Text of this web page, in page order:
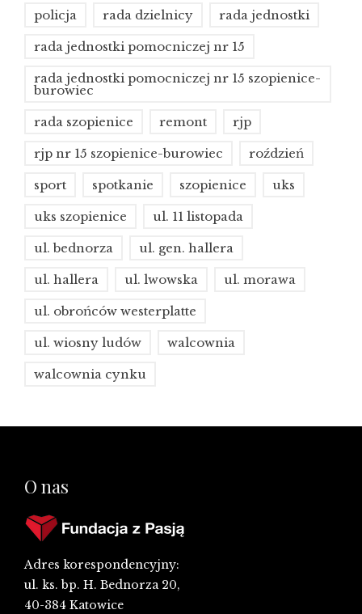
policja rada dzielnicy rada jednostki
rada jednostki pomocniczej nr 15
rada jednostki pomocniczej nr 15 szopienice-
burowiec
rada szopienice remont rjp
rjp nr 15 szopienice-burowiec roździeń
sport spotkanie szopienice uks
uks szopienice ul. 11 listopada
ul. bednorza ul. gen. hallera
ul. hallera ul. lwowska ul. morawa
ul. obrońców westerplatte
ul. wiosny ludów walcownia
walcownia cynku
O nas
Adres korespondencyjny:
ul. ks. bp. H. Bednorza 20,
40-384 Katowice